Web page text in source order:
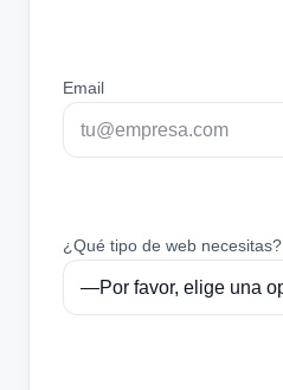
Email
¿Qué tipo de web necesitas?